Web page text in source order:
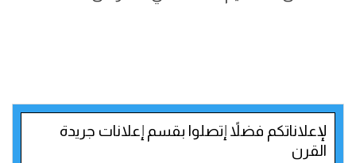
لإعلاناتكم فضلاً إتصلوا بقسم إعلانات جريدة
القرن